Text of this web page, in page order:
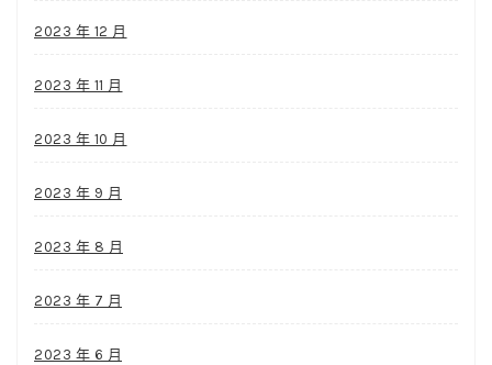
2023 年 12 月
2023 年 11 月
2023 年 10 月
2023 年 9 月
2023 年 8 月
2023 年 7 月
2023 年 6 月